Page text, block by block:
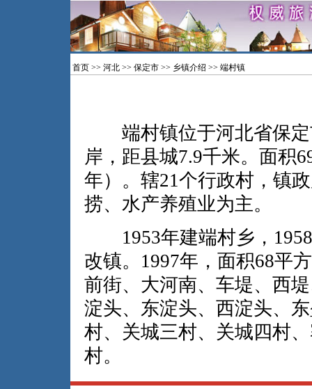
首页 >> 河北 >> 保定市 >> 乡镇介绍 >> 端村镇
端村镇位于河北省保定
岸，距县城7.9千米。面积
年）。辖21个行政村，镇
捞、水产养殖业为主。
1953年建端村乡，1958
改镇。1997年，面积68平
前街、大河南、车堤、西
淀头、东淀头、西淀头、
村、关城三村、关城四村
村。